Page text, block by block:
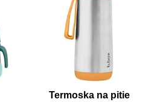
Termoska na pitie